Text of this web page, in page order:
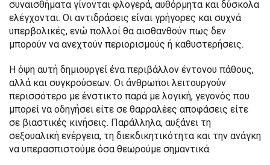
συναισθήματα γίνονται φλογερά, αυθόρμητα και δύσκολα
ελέγχονται. Οι αντιδράσεις είναι γρήγορες και συχνά
υπερβολικές, ενώ πολλοί θα αισθανθούν πως δεν
μπορούν να ανεχτούν περιορισμούς ή καθυστερήσεις.
Η όψη αυτή δημιουργεί ένα περιβάλλον έντονου πάθους,
αλλά και συγκρούσεων. Οι άνθρωποι λειτουργούν
περισσότερο με ένστικτο παρά με λογική, γεγονός που
μπορεί να οδηγήσει είτε σε θαρραλέες αποφάσεις είτε
σε βιαστικές κινήσεις. Παράλληλα, αυξάνει τη
σεξουαλική ενέργεια, τη διεκδικητικότητα και την ανάγκη
να υπερασπιστούμε όσα θεωρούμε σημαντικά.